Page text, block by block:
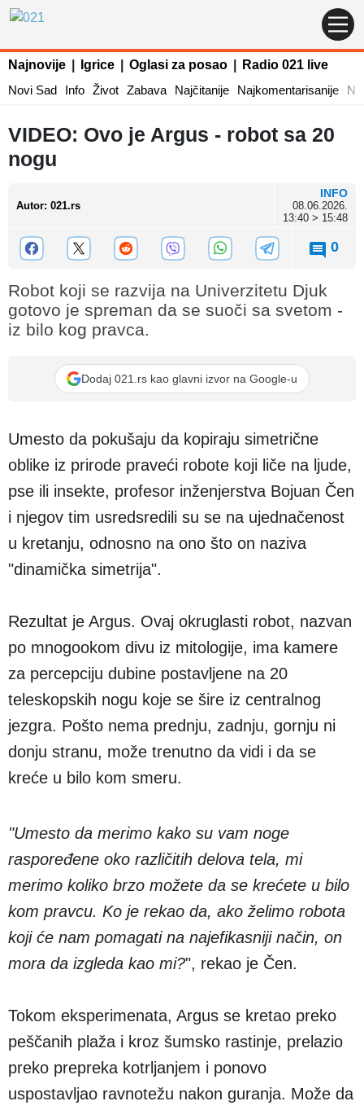
Najnovije Igrice Oglasi za posao
Radio 021 live
Novi Sad
Info Život Zabava Najčitanije Najkomentarisanije
VIDEO: Ovo je Argus - robot sa 20
nogu
Autor: 021.rs
INFO
08.06.2026.
13:40 > 15:48
0
Robot koji se razvija na Univerzitetu Djuk
gotovo je spreman da se suoči sa svetom -
iz bilo kog pravca.
Dodaj 021.rs kao glavni izvor na Google-u
Umesto da pokušaju da kopiraju simetrične
oblike iz prirode praveći robote koji liče na ljude,
pse ili insekte, profesor inženjerstva Bojuan Čen
i njegov tim usredsredili su se na ujednačenost
u kretanju, odnosno na ono što on naziva
"dinamička simetrija".
Rezultat je Argus. Ovaj okruglasti robot, nazvan
po mnogookom divu iz mitologije, ima kamere
za percepciju dubine postavljene na 20
teleskopskih nogu koje se šire iz centralnog
jezgra. Pošto nema prednju, zadnju, gornju ni
donju stranu, može trenutno da vidi i da se
kreće u bilo kom smeru.
"Umesto da merimo kako su vam noge
raspoređene oko različitih delova tela, mi
merimo koliko brzo možete da se krećete u bilo
kom pravcu. Ko je rekao da, ako želimo robota
koji će nam pomagati na najefikasniji način, on
mora da izgleda kao mi?", rekao je Čen.
Tokom eksperimenata, Argus se kretao preko
peščanih plaža i kroz šumsko rastinje, prelazio
preko prepreka kotrljanjem i ponovo
uspostavljao ravnotežu nakon guranja. Može da